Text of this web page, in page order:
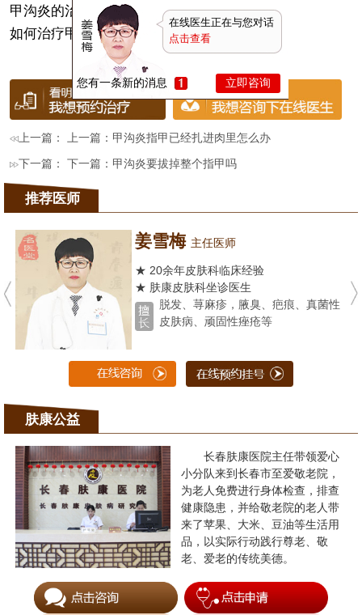
甲沟炎的治疗
如何治疗甲沟炎更彻底
上一篇： 上一篇： 甲沟炎指甲已经扎进肉里怎么办
下一篇： 下一篇： 甲沟炎要拔掉整个指甲吗
推荐医师
姜雪梅 主任医师
★ 20余年皮肤科临床经验
★ 肤康皮肤科坐诊医生
脱发、荨麻疹，腋臭、疤痕、真菌性
皮肤病、顽固性痤疮等
肤康公益
长春肤康医院主任带领爱心
小分队来到长春市至爱敬老院，
为老人免费进行身体检查，排查
健康隐患，并给敬老院的老人带
来了苹果、大米、豆油等生活用
品，以实际行动践行尊老、敬
老、爱老的传统美德。
在线医生正在与您对话
点击查看
您有一条新的消息 立即咨询